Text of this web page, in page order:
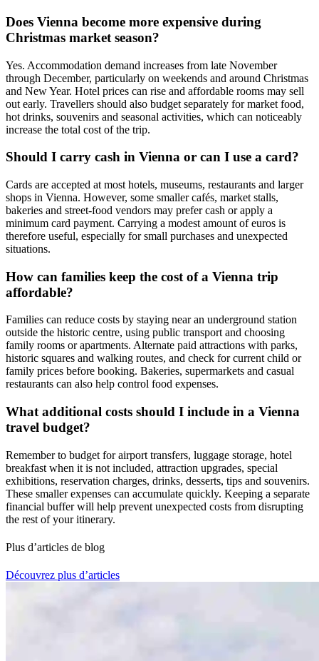
Does Vienna become more expensive during
Christmas market season?
Yes. Accommodation demand increases from late November
through December, particularly on weekends and around Christmas
and New Year. Hotel prices can rise and affordable rooms may sell
out early. Travellers should also budget separately for market food,
hot drinks, souvenirs and seasonal activities, which can noticeably
increase the total cost of the trip.
Should I carry cash in Vienna or can I use a card?
Cards are accepted at most hotels, museums, restaurants and larger
shops in Vienna. However, some smaller cafés, market stalls,
bakeries and street-food vendors may prefer cash or apply a
minimum card payment. Carrying a modest amount of euros is
therefore useful, especially for small purchases and unexpected
situations.
How can families keep the cost of a Vienna trip
affordable?
Families can reduce costs by staying near an underground station
outside the historic centre, using public transport and choosing
family rooms or apartments. Alternate paid attractions with parks,
historic squares and walking routes, and check for current child or
family prices before booking. Bakeries, supermarkets and casual
restaurants can also help control food expenses.
What additional costs should I include in a Vienna
travel budget?
Remember to budget for airport transfers, luggage storage, hotel
breakfast when it is not included, attraction upgrades, special
exhibitions, reservation charges, drinks, desserts, tips and souvenirs.
These smaller expenses can accumulate quickly. Keeping a separate
financial buffer will help prevent unexpected costs from disrupting
the rest of your itinerary.
Plus d’articles de blog
Découvrez plus d’articles